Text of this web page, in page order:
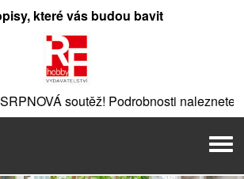
které vás budou bavit
soutěž! Podrobnosti naleznete
. | SRPNOVÁ